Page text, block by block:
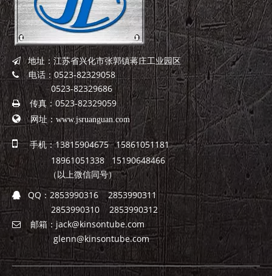
地址：江苏省兴化市张郭镇蒋庄工业园区
电话：0523-82329058
0523-82329686
传真：0523-82329059
 网址：www.jsruanguan.com

手机：13815904675 15861051181
18961051338 15190648466
（以上微信同号）
 QQ： 2853990316 2853990311
2853990310 2853990312
 邮箱：jack@kinsontube.com
glenn@kinsontube.com